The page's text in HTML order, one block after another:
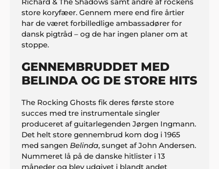
store koryfæer. Gennem mere end fire årtier
har de været forbilledlige ambassadører for
dansk pigtråd – og de har ingen planer om at
stoppe.
GENNEMBRUDDET MED
BELINDA OG DE STORE HITS
The Rocking Ghosts fik deres første store
succes med tre instrumentale singler
produceret af guitarlegenden Jørgen Ingmann.
Det helt store gennembrud kom dog i 1965
med sangen Belinda, sunget af John Andersen.
Nummeret lå på de danske hitlister i 13
måneder og blev udgivet i blandt andet